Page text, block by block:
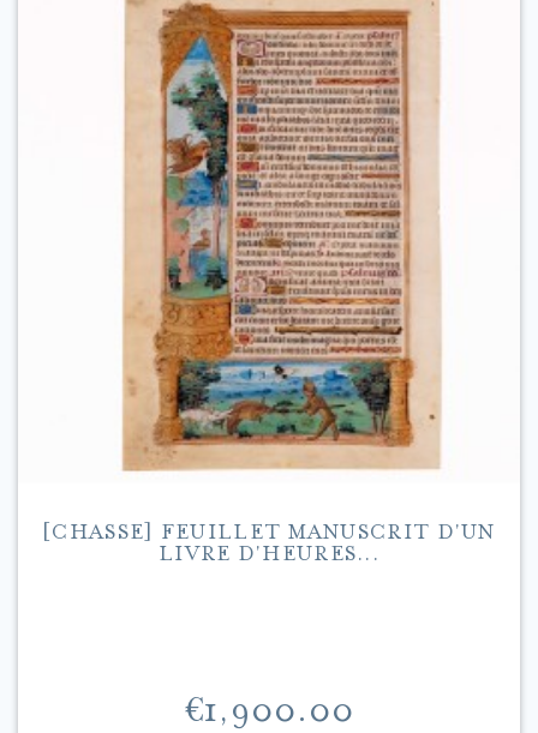
[CHASSE] FEUILLET MANUSCRIT D'UN
LIVRE D'HEURES...
Price
€1,900.00